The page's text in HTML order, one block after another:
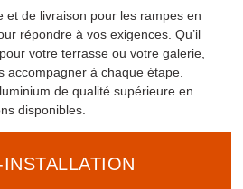
et de livraison pour les rampes en
répondre à vos exigences. Qu’il
votre terrasse ou votre galerie,
accompagner à chaque étape.
de qualité supérieure en
disponibles.